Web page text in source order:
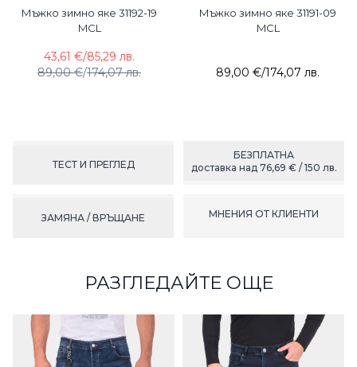
Мъжко зимно яке 31192-19
MCL
89,00 €/174,07 лв.
43,61 €/85,29 лв.
Мъжко зимно яке 31191-09
MCL
89,00 €/174,07 лв.
ТЕСТ И ПРЕГЛЕД
БЕЗПЛАТНА
доставка над 76,69 € / 150 лв.
ЗАМЯНА / ВРЪЩАНЕ МНЕНИЯ ОТ КЛИЕНТИ
РАЗГЛЕДАЙТЕ ОЩЕ